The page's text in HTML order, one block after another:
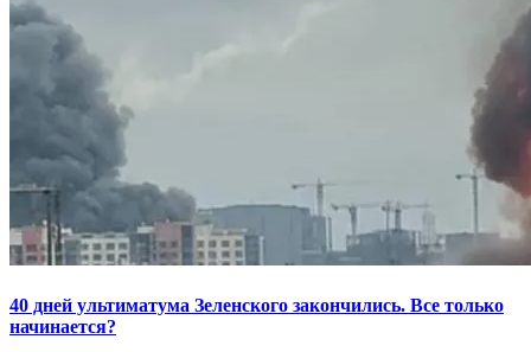
40 дней ультиматума Зеленского закончились. Все только
начинается?